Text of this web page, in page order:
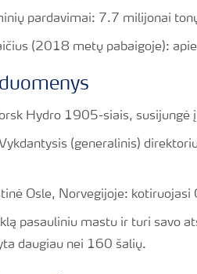
pardavimai: 7.7 milijonai
(2018 metų pabaigoje):
Hydro 1905-siais,
(generalinis)
Osle, Norvegijoje:
pasauliniu mastu ir turi savo
daugiau nei 160 šalių.